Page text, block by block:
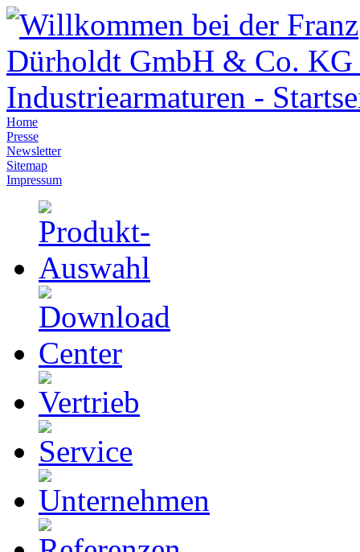
Home
Presse
Newsletter
Sitemap
Impressum